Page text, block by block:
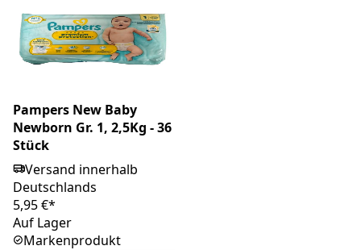
Pampers New Baby
Newborn Gr. 1, 2,5Kg - 36
Stück
Versand innerhalb
Deutschlands
5,95 €*
Auf Lager
Markenprodukt